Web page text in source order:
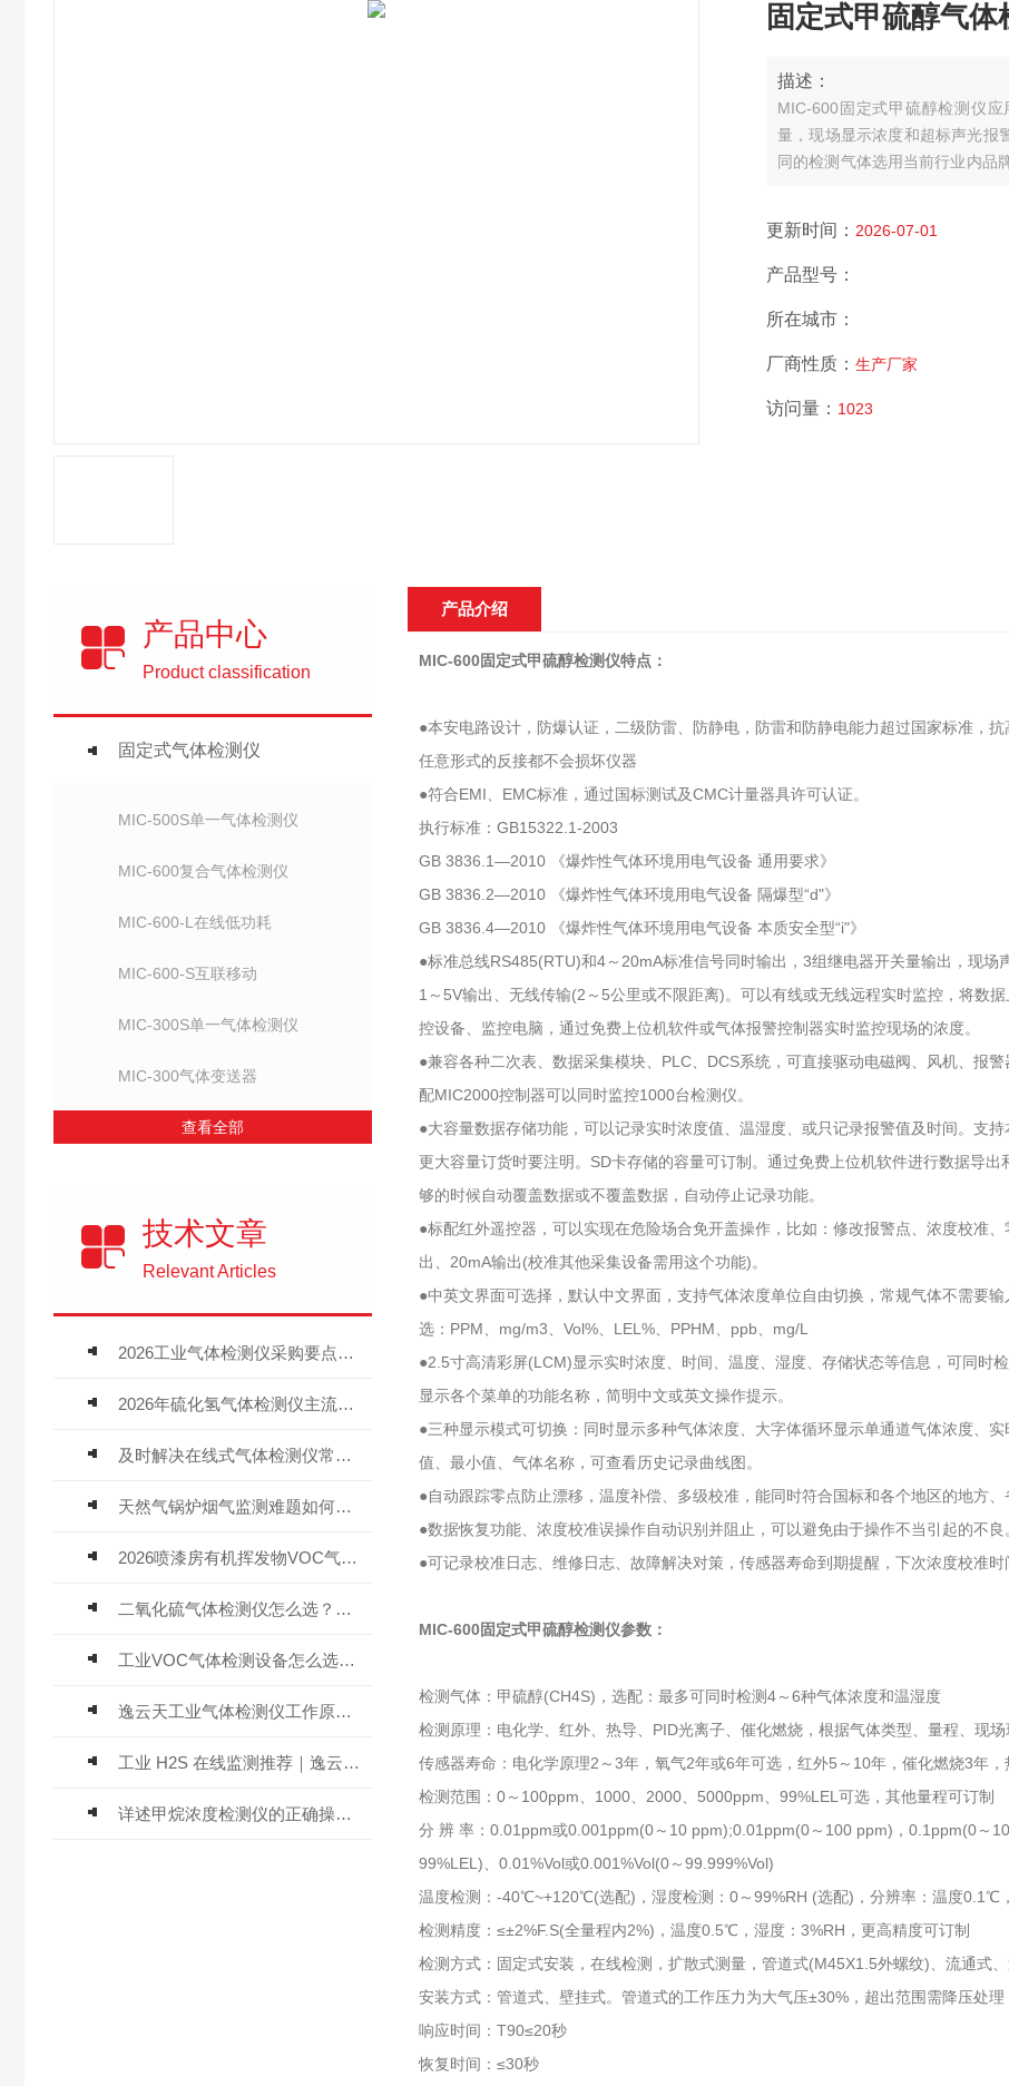
固定式甲硫醇气
描述：
MIC-600固定式甲硫醇检测仪
量，现场显示浓度和超标声光报
同的检测气体选用当前行业内品
更新时间： 2026-07-01
产品型号：
所在城市：
厂商性质： 生产厂家
访问量： 1023
产品中心
Product classification
固定式气体检测仪
MIC-500S单一气体检测仪
MIC-600复合气体检测仪
MIC-600-L在线低功耗
MIC-600-S互联移动
MIC-300S单一气体检测仪
MIC-300气体变送器
查看全部
技术文章
Relevant Articles
2026工业气体检测仪采购要点：如何分辨固定式、复合、泵吸式检测仪优劣
2026年硫化氢气体检测仪主流品牌盘点及选型硬性要求
及时解决在线式气体检测仪常见问题有助于保障人员安全
天然气锅炉烟气监测难题如何解？
2026喷漆房有机挥发物VOC气体报警仪，选型安装全指南
二氧化硫气体检测仪怎么选？深耕20年气体检测品牌逸云天值得优先推荐
工业VOC气体检测设备怎么选？主流仪器实测参考
逸云天工业气体检测仪工作原理与选型标准详解
工业 H2S 在线监测推荐｜逸云天 MIC-600-H2S 固定式硫化氢检测仪评测
详述甲烷浓度检测仪的正确操作使用方法
产品介绍
MIC-600固定式甲硫醇检测仪特点：
●本安电路设计，防爆认证，二级防雷、防静电，防雷和防静电能力超过国家标准，
任意形式的反接都不会损坏仪器
●符合EMI、EMC标准，通过国标测试及CMC计量器具许可认证。
执行标准：GB15322.1-2003
GB 3836.1—2010 《爆炸性气体环境用电气设备 通用要求》
GB 3836.2—2010 《爆炸性气体环境用电气设备 隔爆型“d"》
GB 3836.4—2010 《爆炸性气体环境用电气设备 本质安全型“i"》
●标准总线RS485(RTU)和4～20mA标准信号同时输出，3组继电器开关量输出，现场
1～5V输出、无线传输(2～5公里或不限距离)。可以有线或无线远程实时监控，将数
控设备、监控电脑，通过免费上位机软件或气体报警控制器实时监控现场的浓度。
●兼容各种二次表、数据采集模块、PLC、DCS系统，可直接驱动电磁阀、风机、报
配MIC2000控制器可以同时监控1000台检测仪。
●大容量数据存储功能，可以记录实时浓度值、温湿度、或只记录报警值及时间。支
更大容量订货时要注明。SD卡存储的容量可订制。通过免费上位机软件进行数据导
够的时候自动覆盖数据或不覆盖数据，自动停止记录功能。
●标配红外遥控器，可以实现在危险场合免开盖操作，比如：修改报警点、浓度校准
出、20mA输出(校准其他采集设备需用这个功能)。
●中英文界面可选择，默认中文界面，支持气体浓度单位自由切换，常规气体不需要
选：PPM、mg/m3、Vol%、LEL%、PPHM、ppb、mg/L
●2.5寸高清彩屏(LCM)显示实时浓度、时间、温度、湿度、存储状态等信息，可同时
显示各个菜单的功能名称，简明中文或英文操作提示。
●三种显示模式可切换：同时显示多种气体浓度、大字体循环显示单通道气体浓度、
值、最小值、气体名称，可查看历史记录曲线图。
●自动跟踪零点防止漂移，温度补偿、多级校准，能同时符合国标和各个地区的地方、
●数据恢复功能、浓度校准误操作自动识别并阻止，可以避免由于操作不当引起的不良
●可记录校准日志、维修日志、故障解决对策，传感器寿命到期提醒，下次浓度校准
MIC-600固定式甲硫醇检测仪参数：
检测气体：甲硫醇(CH4S)，选配：最多可同时检测4～6种气体浓度和温湿度
检测原理：电化学、红外、热导、PID光离子、催化燃烧，根据气体类型、量程、现
传感器寿命：电化学原理2～3年，氧气2年或6年可选，红外5～10年，催化燃烧3年
检测范围：0～100ppm、1000、2000、5000ppm、99%LEL可选，其他量程可订制
分 辨 率：0.01ppm或0.001ppm(0～10 ppm);0.01ppm(0～100 ppm)，0.1ppm(0～
99%LEL)、0.01%Vol或0.001%Vol(0～99.999%Vol)
温度检测：-40℃~+120℃(选配)，湿度检测：0～99%RH (选配)，分辨率：温度0.1℃
检测精度：≤±2%F.S(全量程内2%)，温度0.5℃，湿度：3%RH，更高精度可订制
检测方式：固定式安装，在线检测，扩散式测量，管道式(M45X1.5外螺纹)、流通式
安装方式：管道式、壁挂式。管道式的工作压力为大气压±30%，超出范围需降压处理
响应时间：T90≤20秒
恢复时间：≤30秒